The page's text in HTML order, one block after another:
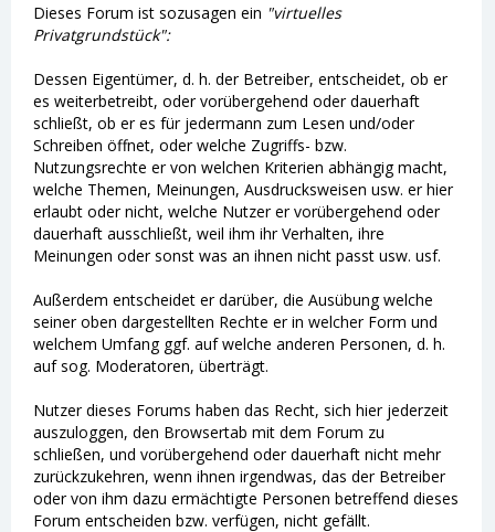
Dieses Forum ist sozusagen ein "virtuelles
Privatgrundstück":
Dessen Eigentümer, d. h. der Betreiber, entscheidet, ob er
es weiterbetreibt, oder vorübergehend oder dauerhaft
schließt, ob er es für jedermann zum Lesen und/oder
Schreiben öffnet, oder welche Zugriffs- bzw.
Nutzungsrechte er von welchen Kriterien abhängig macht,
welche Themen, Meinungen, Ausdrucksweisen usw. er hier
erlaubt oder nicht, welche Nutzer er vorübergehend oder
dauerhaft ausschließt, weil ihm ihr Verhalten, ihre
Meinungen oder sonst was an ihnen nicht passt usw. usf.
Außerdem entscheidet er darüber, die Ausübung welche
seiner oben dargestellten Rechte er in welcher Form und
welchem Umfang ggf. auf welche anderen Personen, d. h.
auf sog. Moderatoren, überträgt.
Nutzer dieses Forums haben das Recht, sich hier jederzeit
auszuloggen, den Browsertab mit dem Forum zu
schließen, und vorübergehend oder dauerhaft nicht mehr
zurückzukehren, wenn ihnen irgendwas, das der Betreiber
oder von ihm dazu ermächtigte Personen betreffend dieses
Forum entscheiden bzw. verfügen, nicht gefällt.